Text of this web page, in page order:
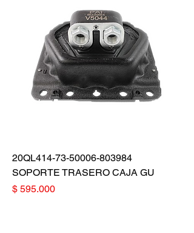
20QL414-73-50006-803984
SOPORTE TRASERO CAJA GU
Precio
$ 595.000